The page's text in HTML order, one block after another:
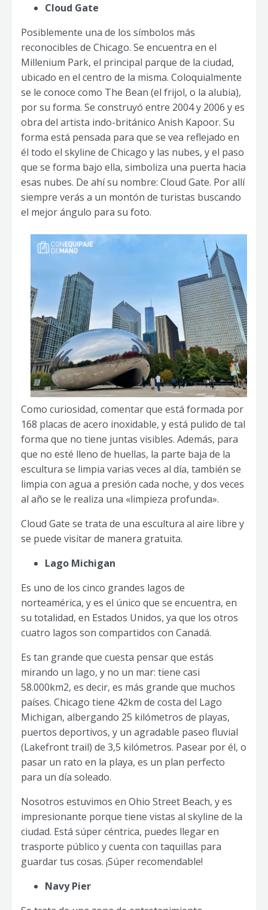
Cloud Gate
Posiblemente una de los símbolos más
reconocibles de Chicago. Se encuentra en el
Millenium Park, el principal parque de la ciudad,
ubicado en el centro de la misma. Coloquialmente
se le conoce como The Bean (el frijol, o la alubia),
por su forma. Se construyó entre 2004 y 2006 y es
obra del artista indo-británico Anish Kapoor. Su
forma está pensada para que se vea reflejado en
él todo el skyline de Chicago y las nubes, y el paso
que se forma bajo ella, simboliza una puerta hacia
esas nubes. De ahí su nombre: Cloud Gate. Por allí
siempre verás a un montón de turistas buscando
el mejor ángulo para su foto.
Como curiosidad, comentar que está formada por
168 placas de acero inoxidable, y está pulido de tal
forma que no tiene juntas visibles. Además, para
que no esté lleno de huellas, la parte baja de la
escultura se limpia varias veces al día, también se
limpia con agua a presión cada noche, y dos veces
al año se le realiza una «limpieza profunda».
Cloud Gate se trata de una escultura al aire libre y
se puede visitar de manera gratuita.
Lago Michigan
Es uno de los cinco grandes lagos de
norteamérica, y es el único que se encuentra, en
su totalidad, en Estados Unidos, ya que los otros
cuatro lagos son compartidos con Canadá.
Es tan grande que cuesta pensar que estás
mirando un lago, y no un mar: tiene casi
58.000km2, es decir, es más grande que muchos
países. Chicago tiene 42km de costa del Lago
Michigan, albergando 25 kilómetros de playas,
puertos deportivos, y un agradable paseo fluvial
(Lakefront trail) de 3,5 kilómetros. Pasear por él, o
pasar un rato en la playa, es un plan perfecto
para un día soleado.
Nosotros estuvimos en Ohio Street Beach, y es
impresionante porque tiene vistas al skyline de la
ciudad. Está súper céntrica, puedes llegar en
trasporte público y cuenta con taquillas para
guardar tus cosas. ¡Súper recomendable!
Navy Pier